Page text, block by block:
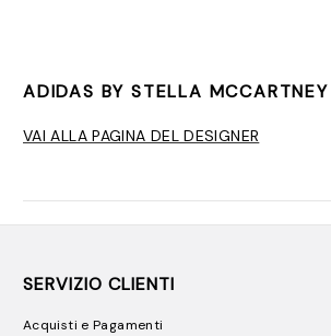
ADIDAS BY STELLA MCCARTNEY
VAI ALLA PAGINA DEL DESIGNER
SERVIZIO CLIENTI
Acquisti e Pagamenti